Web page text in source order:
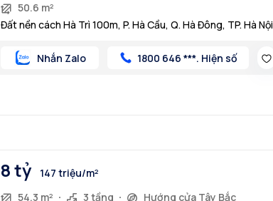
50.6 m²
Đất nền cách Hà Trì 100m, P. Hà Cầu, Q. Hà Đông, TP. Hà Nội
Nhắn Zalo 1800 646 ***. Hiện số
8 tỷ
147 triệu/m²
54.3 m²
3 tầng
Hướng cửa Tây Bắc